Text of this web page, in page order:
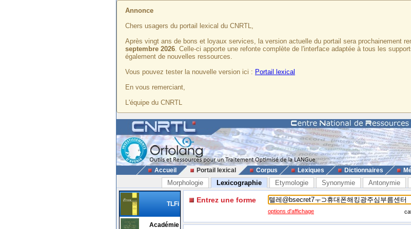
Annonce
Chers usagers du portail lexical du CNRTL,
Après vingt ans de bons et loyaux services, la version actuelle du portail sera prochainement
septembre 2026. Celle-ci apporte une refonte complète de l'interface adaptée à tous les
également de nouvelles ressources.
Vous pouvez tester la nouvelle version ici : Portail lexical
En vous remerciant,
L'équipe du CNRTL
Accueil Portail lexical Corpus Lexiques Dictionnaires
Morphologie Lexicographie Etymologie Synonymie Antonymie
TLFi
Académie
Entrez une forme
options d'affichage